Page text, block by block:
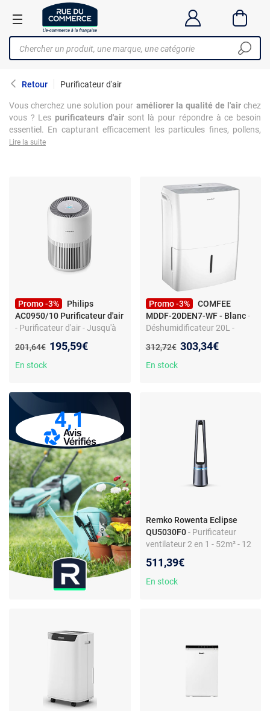
Retour Purificateur d'air
Vous cherchez une solution pour améliorer la qualité de l'airchez
vous ? Lespurificateurs d'airsont là pour répondre à ce besoin
essentiel. En capturant efficacement les particules fines, pollens,
allergènes, et même certaines odeurs désagréables grâce à des
allergiques ou simplement pour ceux souhaitant un air plus sain, ils
un allié quotidien contre la pollution intérieure
options incluant des fonctionnalités supplémentaires telles que des
capteurs de qualité d'air et des modes automatiques, le choix est
vaste pour s'adapter à chaque besoin. Explorez notre gamme pour
dénicher le purificateur d'air qui fera la différence dans votre
Lire la suite
Promo -3%
Philips
AC0950/10 Purificateur d'air
- Purificateur d'air - Jusqu'à
Filtration HEPA et charbon
actif - Intelligent
Ancien prix :
201,64€ Nouveau prix :
195,59€
En stock
Promo -3%
COMFEE
MDDF-20DEN7-WF - Blanc -
Déshumidificateur 20L -
vitesses - 41dB - 440W
Ancien prix :
312,72€ Nouveau prix :
303,34€
En stock
4,1
Remko Rowenta Eclipse
QU5030F0 - Purificateur
ventilateur 2 en 1 - 52m² - 12
511,39€
En stock